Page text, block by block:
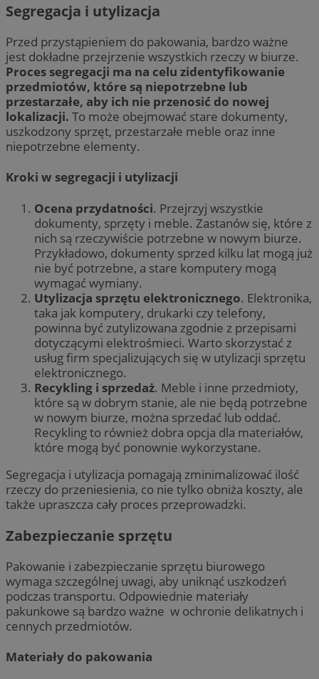
Segregacja i utylizacja
Przed przystąpieniem do pakowania, bardzo ważne
jest dokładne przejrzenie wszystkich rzeczy w biurze.
Proces segregacji ma na celu zidentyfikowanie
przedmiotów, które są niepotrzebne lub
przestarzałe, aby ich nie przenosić do nowej
lokalizacji. To może obejmować stare dokumenty,
uszkodzony sprzęt, przestarzałe meble oraz inne
niepotrzebne elementy.
Kroki w segregacji i utylizacji
Ocena przydatności. Przejrzyj wszystkie
dokumenty, sprzęty i meble. Zastanów się, które z
nich są rzeczywiście potrzebne w nowym biurze.
Przykładowo, dokumenty sprzed kilku lat mogą już
nie być potrzebne, a stare komputery mogą
wymagać wymiany.
Utylizacja sprzętu elektronicznego. Elektronika,
taka jak komputery, drukarki czy telefony,
powinna być zutylizowana zgodnie z przepisami
dotyczącymi elektrośmieci. Warto skorzystać z
usług firm specjalizujących się w utylizacji sprzętu
elektronicznego.
Recykling i sprzedaż. Meble i inne przedmioty,
które są w dobrym stanie, ale nie będą potrzebne
w nowym biurze, można sprzedać lub oddać.
Recykling to również dobra opcja dla materiałów,
które mogą być ponownie wykorzystane.
Segregacja i utylizacja pomagają zminimalizować ilość
rzeczy do przeniesienia, co nie tylko obniża koszty, ale
także upraszcza cały proces przeprowadzki.
Zabezpieczanie sprzętu
Pakowanie i zabezpieczanie sprzętu biurowego
wymaga szczególnej uwagi, aby uniknąć uszkodzeń
podczas transportu. Odpowiednie materiały
pakunkowe są bardzo ważne w ochronie delikatnych i
cennych przedmiotów.
Materiały do pakowania